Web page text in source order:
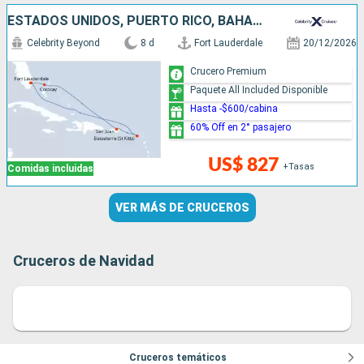
ESTADOS UNIDOS, PUERTO RICO, BAHAMAS
Comidas incluidas
Celebrity Beyond 8 d Fort Lauderdale 20/12/2026
US$ 827 +Tasas
Crucero Premium
Paquete All Included Disponible
Hasta -$600/cabina
60% Off en 2° pasajero
VER MÁS DE CRUCEROS
Cruceros de Navidad
Cruceros temáticos